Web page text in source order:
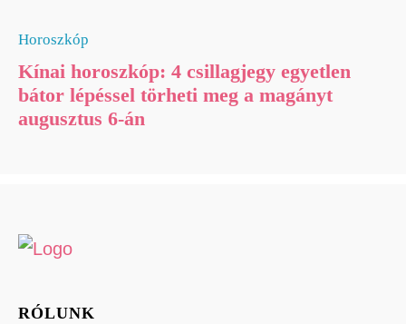
Horoszkóp
Kínai horoszkóp: 4 csillagjegy egyetlen
bátor lépéssel törheti meg a magányt
augusztus 6-án
RÓLUNK